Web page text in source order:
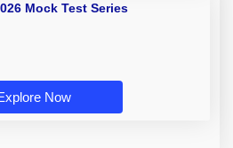
IBPS PO 2026 Mock Test Series
Explore Now